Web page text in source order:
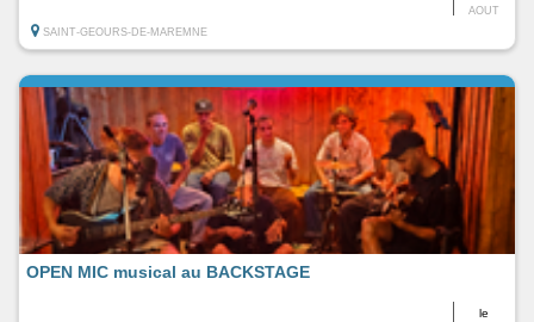
AOUT
SAINT-GEOURS-DE-MAREMNE
le
OPEN MIC musical au BACKSTAGE